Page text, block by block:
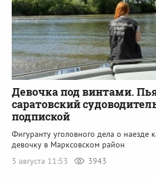
Девочка под винтами.
саратовский
подпиской
Фигуранту уголовного дела о наезде
девочку в Марксовском район
3 августа 11:53
3943